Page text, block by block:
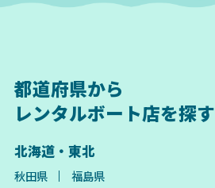
都道府県から
レンタルボート店を探す
北海道・東北
秋田県 福島県